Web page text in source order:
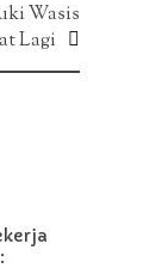
Wasis
Lagi